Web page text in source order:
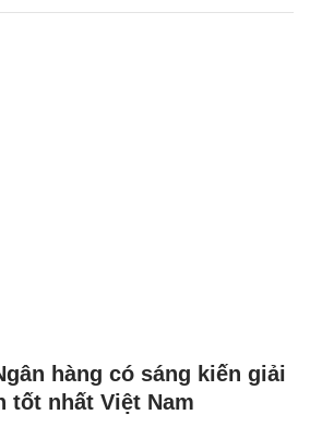
hàng có sáng kiến giải
tốt nhất Việt Nam